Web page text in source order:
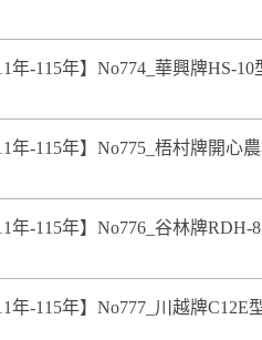
年-115年】No774_華興牌HS-
年-115年】No775_梧村牌開心
年-115年】No776_谷林牌
年-115年】No777_川越牌